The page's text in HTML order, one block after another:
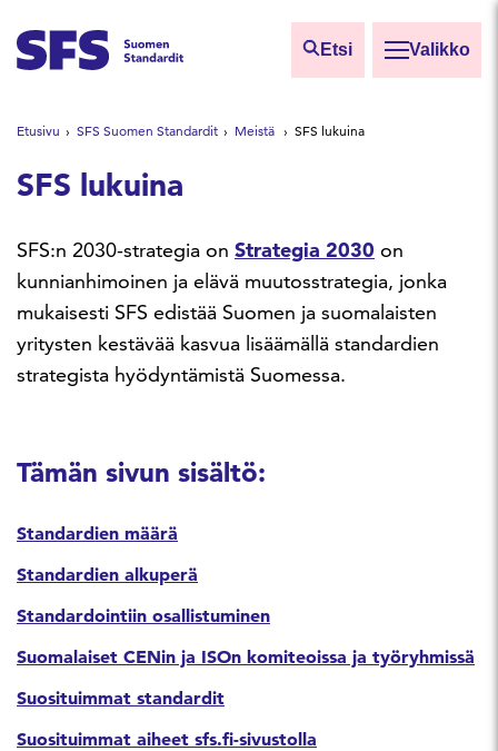
Etsi Valikko
Etsi sivuilta
Hae hakutermillä
Etusivu SFS Suomen Standardit Meistä SFS lukuina
SFS lukuina
SFS:n 2030-strategia on Strategia 2030 on
kunnianhimoinen ja elävä muutosstrategia, jonka
mukaisesti SFS edistää Suomen ja suomalaisten
yritysten kestävää kasvua lisäämällä standardien
strategista hyödyntämistä Suomessa.
Tämän sivun sisältö:
Standardien määrä
Standardien alkuperä
Standardointiin osallistuminen
Suomalaiset CENin ja ISOn komiteoissa ja työryhmissä
Suosituimmat standardit
Suosituimmat aiheet sfs.fi-sivustolla